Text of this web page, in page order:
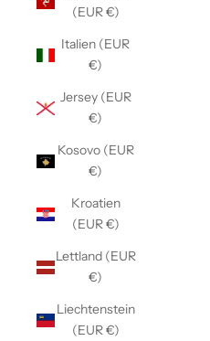
(EUR €)
Italien (EUR
€)
Jersey (EUR
€)
Kosovo (EUR
€)
Kroatien
(EUR €)
Lettland (EUR
€)
Liechtenstein
(EUR €)